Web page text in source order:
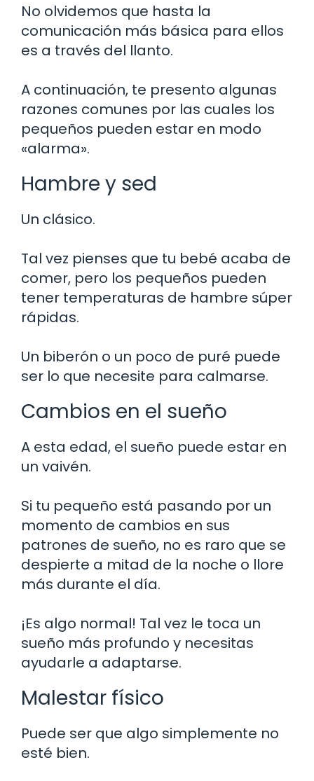
No olvidemos que hasta la
comunicación más básica para ellos
es a través del llanto.
A continuación, te presento algunas
razones comunes por las cuales los
pequeños pueden estar en modo
«alarma».
Hambre y sed
Un clásico.
Tal vez pienses que tu bebé acaba de
comer, pero los pequeños pueden
tener temperaturas de hambre súper
rápidas.
Un biberón o un poco de puré puede
ser lo que necesite para calmarse.
Cambios en el sueño
A esta edad, el sueño puede estar en
un vaivén.
Si tu pequeño está pasando por un
momento de cambios en sus
patrones de sueño, no es raro que se
despierte a mitad de la noche o llore
más durante el día.
¡Es algo normal! Tal vez le toca un
sueño más profundo y necesitas
ayudarle a adaptarse.
Malestar físico
Puede ser que algo simplemente no
esté bien.